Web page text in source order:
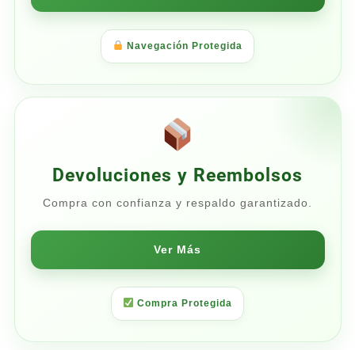
Navegación Protegida
Devoluciones y Reembolsos
Compra con confianza y respaldo garantizado.
Ver Más
Compra Protegida